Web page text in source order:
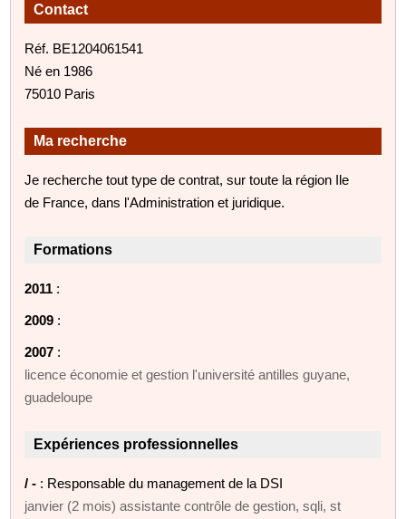
Contact
Réf. BE1204061541
Né en 1986
75010 Paris
Ma recherche
Je recherche tout type de contrat, sur toute la région Ile
de France, dans l'Administration et juridique.
Formations
2011 :
2009 :
2007 :
licence économie et gestion l'université antilles guyane,
guadeloupe
Expériences professionnelles
/ - : Responsable du management de la DSI
janvier (2 mois) assistante contrôle de gestion, sqli, st